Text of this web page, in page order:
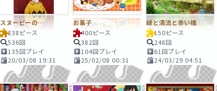
スヌーピーの…
238ピース
536回
135回プレイ
20/03/08 19:31
お菓子
400ピース
382回
104回プレイ
25/02/08 00:31
緑と清流と赤い橋
150ピース
248回
61回プレイ
24/03/29 04:51